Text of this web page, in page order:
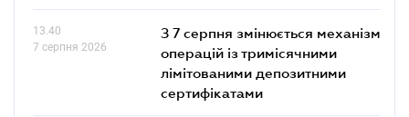
13.40
7 серпня 2026
З 7 серпня змінюється механізм
операцій із тримісячними
лімітованими депозитними
сертифікатами